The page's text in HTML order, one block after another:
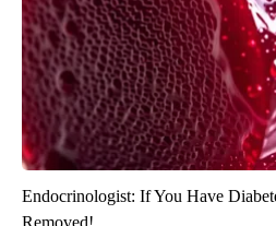
Endocrinologist: If You Have